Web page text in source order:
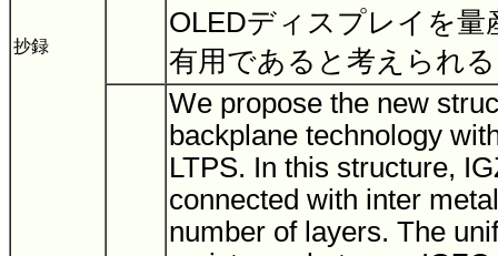
抄録
OLEDディスプレイを量
有用であると考えられ
We propose the new
backplane technology
LTPS. In this structure,
connected with inter
number of layers. The